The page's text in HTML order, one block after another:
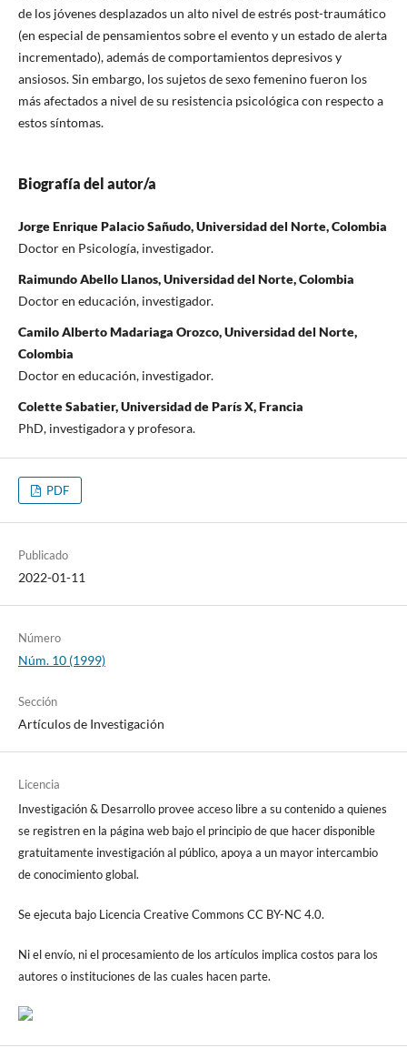
de los jóvenes desplazados un alto nivel de estrés post-traumático
(en especial de pensamientos sobre el evento y un estado de alerta
incrementado), además de comportamientos depresivos y
ansiosos. Sin embargo, los sujetos de sexo femenino fueron los
más afectados a nivel de su resistencia psicológica con respecto a
estos síntomas.
Biografía del autor/a
Jorge Enrique Palacio Sañudo, Universidad del Norte, Colombia
Doctor en Psicología, investigador.
Raimundo Abello Llanos, Universidad del Norte, Colombia
Doctor en educación, investigador.
Camilo Alberto Madariaga Orozco, Universidad del Norte,
Colombia
Doctor en educación, investigador.
Colette Sabatier, Universidad de París X, Francia
PhD, investigadora y profesora.
PDF
Publicado
2022-01-11
Número
Núm. 10 (1999)
Sección
Artículos de Investigación
Licencia
Investigación & Desarrollo provee acceso libre a su contenido a quienes
se registren en la página web bajo el principio de que hacer disponible
gratuitamente investigación al público, apoya a un mayor intercambio
de conocimiento global.
Se ejecuta bajo Licencia Creative Commons CC BY-NC 4.0.
Ni el envío, ni el procesamiento de los artículos implica costos para los
autores o instituciones de las cuales hacen parte.